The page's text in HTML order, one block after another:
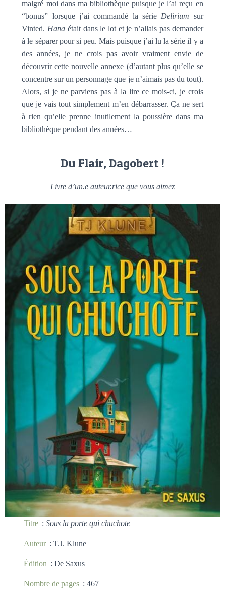
malgré moi dans ma bibliothèque puisque je l’ai reçu en
“bonus” lorsque j’ai commandé la série Delirium sur
Vinted. Hana était dans le lot et je n’allais pas demander
à le séparer pour si peu. Mais puisque j’ai lu la série il y a
des années, je ne crois pas avoir vraiment envie de
découvrir cette nouvelle annexe (d’autant plus qu’elle se
concentre sur un personnage que je n’aimais pas du tout).
Alors, si je ne parviens pas à la lire ce mois-ci, je crois
que je vais tout simplement m’en débarrasser. Ça ne sert
à rien qu’elle prenne inutilement la poussière dans ma
bibliothèque pendant des années…
Du Flair, Dagobert !
Livre d’un.e auteur.rice que vous aimez
Titre : Sous la porte qui chuchote
Auteur : T.J. Klune
Édition : De Saxus
Nombre de pages : 467